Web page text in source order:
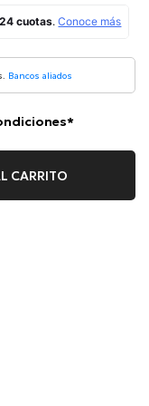
Bancos aliados
CARRITO